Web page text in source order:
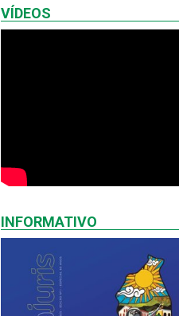
VÍDEOS
INFORMATIVO